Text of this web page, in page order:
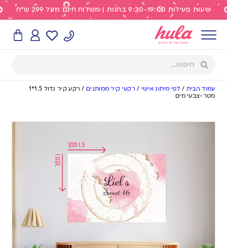
שעות פעילות 9:30-19:00 בחנות | משלוח חינם מעל 299 ש"ח
עמוד הבית / לפי מיתוג אישי / רקעי קיר ממותגים /
רקע קיר גדול 1.5*1
מטר-צבעי מים